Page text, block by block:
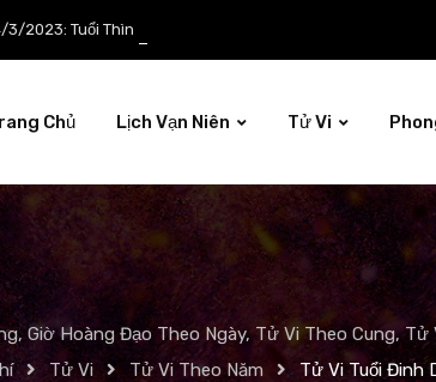
2023: Tuổi Thìn công việc tươi sáng
Chủ Lịch Vạn Niên Tử Vi
Giờ Hoàng Đạo Theo Ngày, Tử Vi Theo Cung,
Tử Vi Tử Vi Theo Năm Tử Vi Tuổi Đinh